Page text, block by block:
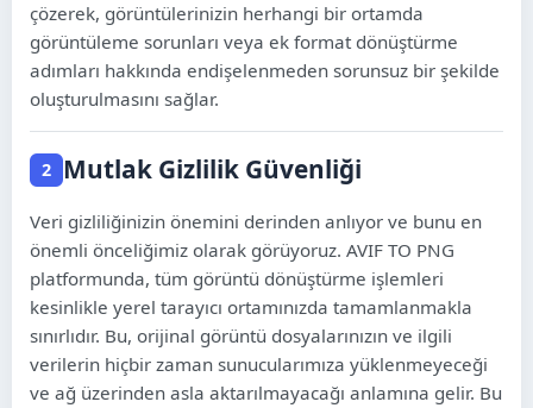
Ikinyarwanda
Wolof
Fulfulde
Soomaali
çözerek, görüntülerinizin herhangi bir ortamda
görüntüleme sorunları veya ek format dönüştürme
adımları hakkında endişelenmeden sorunsuz bir şekilde
oluşturulmasını sağlar.
2 Mutlak Gizlilik Güvenliği
Veri gizliliğinizin önemini derinden anlıyor ve bunu en
önemli önceliğimiz olarak görüyoruz. AVIF TO PNG
platformunda, tüm görüntü dönüştürme işlemleri
kesinlikle yerel tarayıcı ortamınızda tamamlanmakla
sınırlıdır. Bu, orijinal görüntü dosyalarınızın ve ilgili
verilerin hiçbir zaman sunucularımıza yüklenmeyeceği
ve ağ üzerinden asla aktarılmayacağı anlamına gelir. Bu